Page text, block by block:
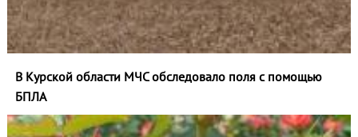
В Курской области МЧС обследовало поля с помощью
БПЛА